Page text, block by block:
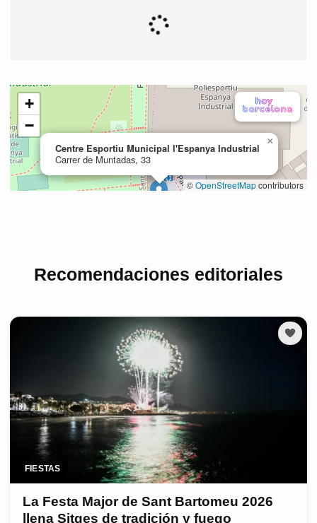
Recomendaciones editoriales
FIESTAS
La Festa Major de Sant Bartomeu 2026
llena Sitges de tradición y fuego